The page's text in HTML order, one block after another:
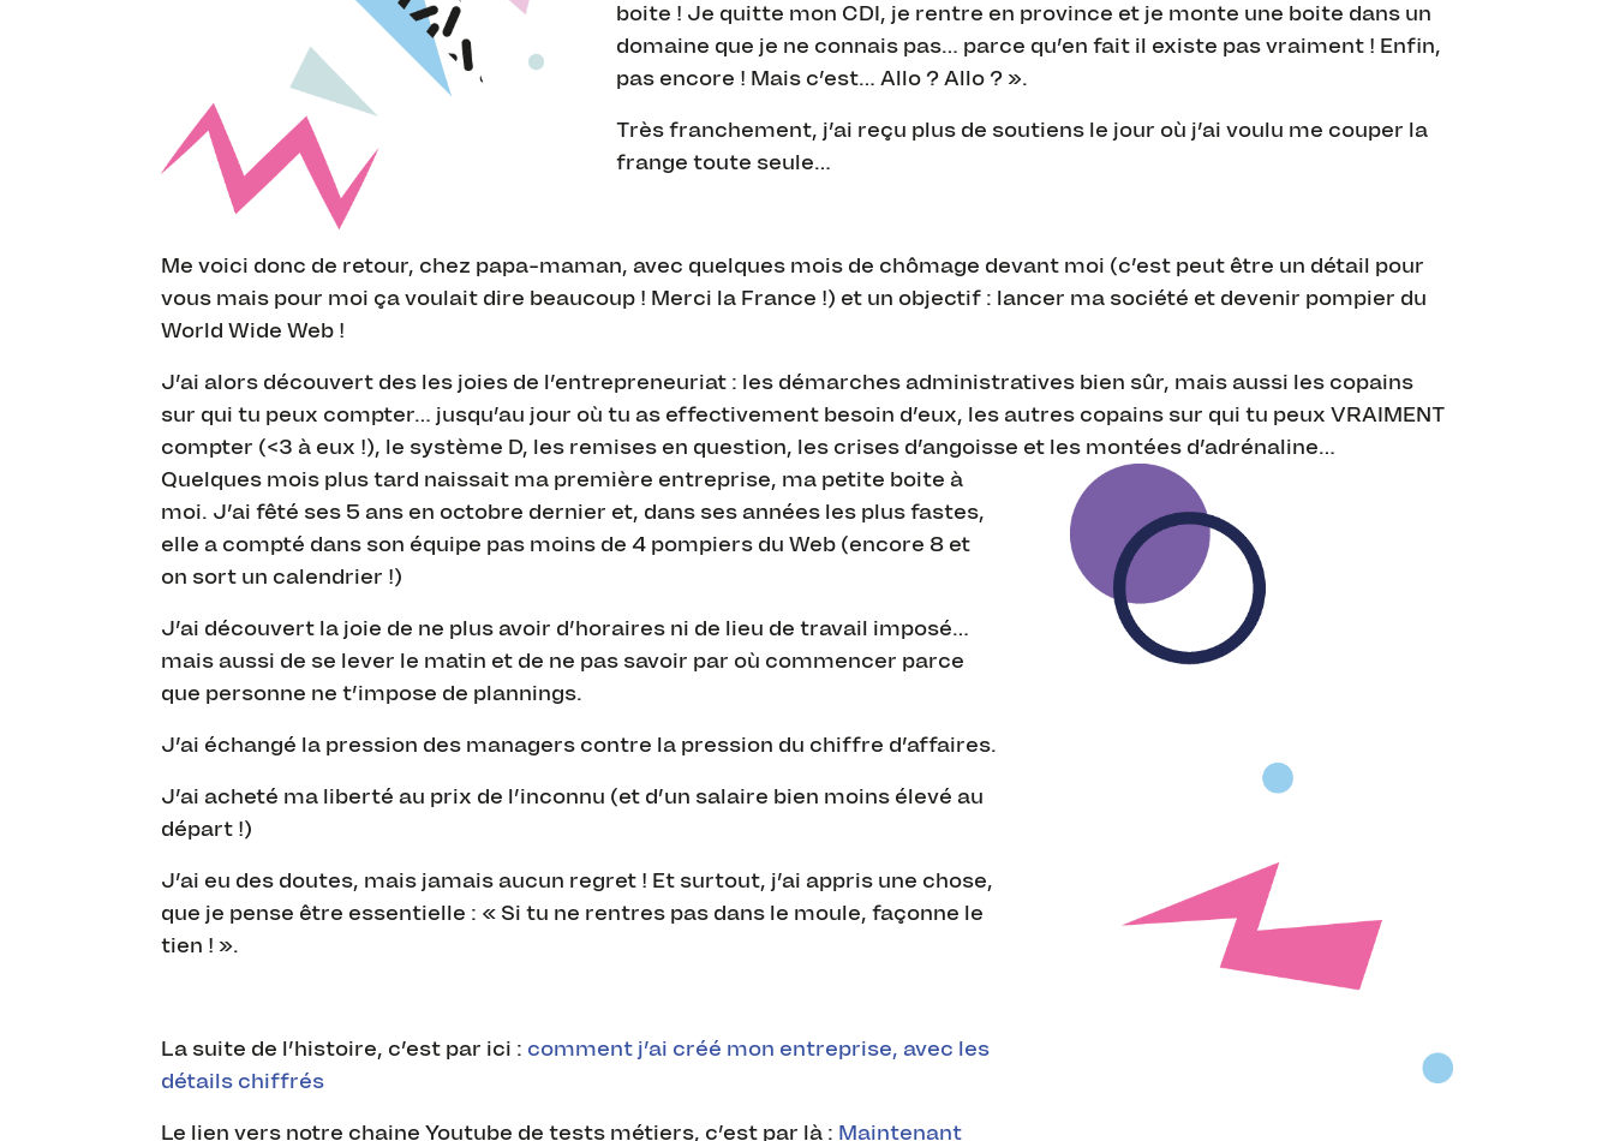
boite ! Je quitte mon CDI, je rentre en province et je monte une boite dans un
domaine que je ne connais pas… parce qu’en fait il existe pas vraiment ! Enfin,
pas encore ! Mais c’est… Allo ? Allo ? ».
Très franchement, j’ai reçu plus de soutiens le jour où j’ai voulu me couper la
frange toute seule…
Me voici donc de retour, chez papa-maman, avec quelques mois de chômage devant moi (c’est peut être un détail pour
vous mais pour moi ça voulait dire beaucoup ! Merci la France !) et un objectif : lancer ma société et devenir pompier du
World Wide Web !
J’ai alors découvert des les joies de l’entrepreneuriat : les démarches administratives bien sûr, mais aussi les copains
sur qui tu peux compter… jusqu’au jour où tu as effectivement besoin d’eux, les autres copains sur qui tu peux VRAIMENT
compter (<3 à eux !), le système D, les remises en question, les crises d’angoisse et les montées d’adrénaline…
Quelques mois plus tard naissait ma première entreprise, ma petite boite à
moi. J’ai fêté ses 5 ans en octobre dernier et, dans ses années les plus fastes,
elle a compté dans son équipe pas moins de 4 pompiers du Web (encore 8 et
on sort un calendrier !)
J’ai découvert la joie de ne plus avoir d’horaires ni de lieu de travail imposé…
mais aussi de se lever le matin et de ne pas savoir par où commencer parce
que personne ne t’impose de plannings.
J’ai échangé la pression des managers contre la pression du chiffre d’affaires.
J’ai acheté ma liberté au prix de l’inconnu (et d’un salaire bien moins élevé au
départ !)
J’ai eu des doutes, mais jamais aucun regret ! Et surtout, j’ai appris une chose,
que je pense être essentielle : « Si tu ne rentres pas dans le moule, façonne le
tien ! ».
La suite de l’histoire, c’est par ici : comment j’ai créé mon entreprise, avec les
détails chiffrés
Le lien vers notre chaine Youtube de tests métiers, c’est par là : Maintenant